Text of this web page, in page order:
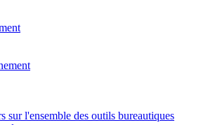
sur l'ensemble des outils bureautiques